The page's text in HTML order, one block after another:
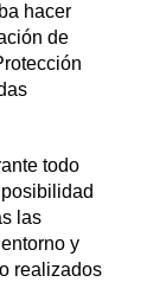
hacer
de
todo
las
y
realizados